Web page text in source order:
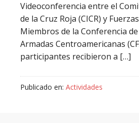
Videoconferencia entre el
de la Cruz Roja (CICR) y
Miembros de la Conferencia
Armadas Centroamericanas
participantes recibieron a […]
Publicado en: Actividades